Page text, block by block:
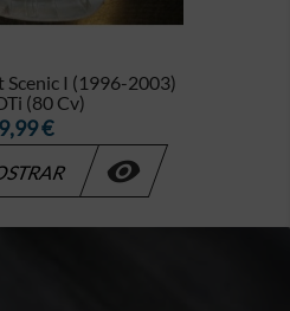
Scenic I (1996-2003)
(80 Cv)
Precio
9,99 €
